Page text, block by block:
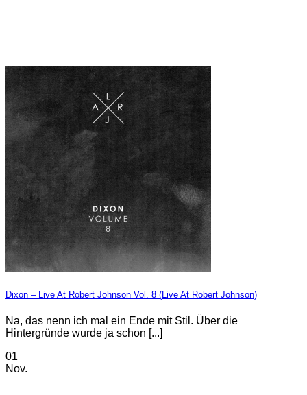
Dixon – Live At Robert Johnson Vol. 8 (Live At Robert Johnson)
Na, das nenn ich mal ein Ende mit Stil. Über die
Hintergründe wurde ja schon [...]
01
Nov.